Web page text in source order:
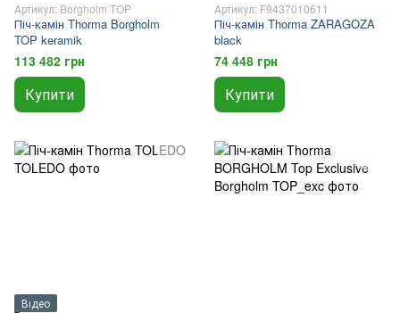
Артикул: Borgholm TOP
Піч-камін Thorma Borgholm
TOP keramik
113 482 грн
Купити
Артикул: F9437010611
Піч-камін Thorma ZARAGOZA
black
74 448 грн
Купити
Відео